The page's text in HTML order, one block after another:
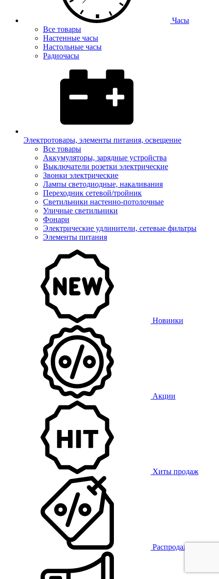
Часы
Все товары
Настенные часы
Настольные часы
Радиочасы
Электротовары, элементы питания, освещение
Все товары
Аккумуляторы, зарядные устройства
Выключатели розетки электрические
Звонки электрические
Лампы светодиодные, накаливания
Переходник сетевой/тройник
Светильники настенно-потолочные
Уличные светильники
Фонари
Электрические удлинители, сетевые фильтры
Элементы питания
Новинки
Акции
Хиты продаж
Распродажа